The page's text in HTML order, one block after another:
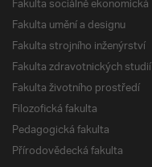
Fakulta umění a designu
Fakulta strojního inženýrství
Fakulta zdravotnických studií
Fakulta životního prostředí
Filozofická fakulta
Pedagogická fakulta
Přírodovědecká fakulta